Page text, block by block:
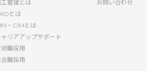
管理とは
とは
・CIMとは
ャリアアップサポート
職採用
職採用
お問い合わせ